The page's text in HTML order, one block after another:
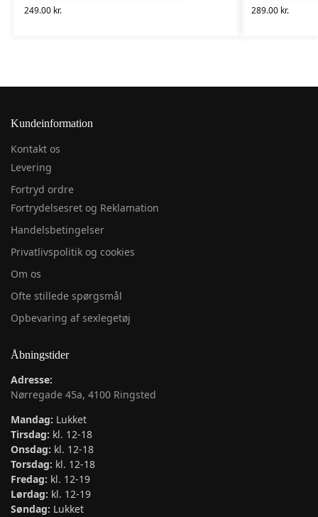
249.00 kr. 289.00 kr.
Kundeinformation
Kontakt os
Levering
Fortryd ordre
Fortrydelsesret og Reklamation
Handelsbetingelser
Privatlivspolitik og cookies
Om os
Ofte stillede spørgsmål
Opbevaring af sexlegetøj
Åbningstider
Adresse:
Nørregade 45a, 4100 Ringsted
Mandag: Lukket
Tirsdag: kl. 12-18
Onsdag: kl. 12-18
Torsdag: kl. 12-18
Fredag: kl. 12-19
Lørdag: kl. 12-19
Søndag: Lukket